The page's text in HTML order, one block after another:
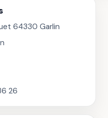
64330 Garlin
26